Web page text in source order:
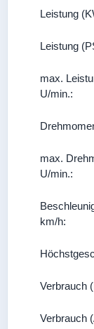
Leistung
Leistung
max.
U/min.:
max.
U/min.:
km/h:
Verbrauch
Verbrauch